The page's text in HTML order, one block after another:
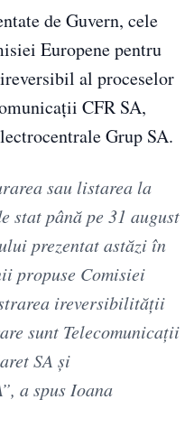
de Guvern, cele
Europene pentru
al proceselor
CFR SA,
Grup SA.
sau listarea la
stat până pe 31 august
prezentat astăzi în
propuse Comisiei
ireversibilităţii
sunt Telecomunicaţii
SA şi
a spus Ioana